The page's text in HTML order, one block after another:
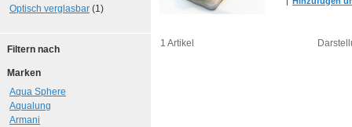
1 Artikel
Optisch verglasbar (1)
Filtern nach
Marken
Aqua Sphere
Aqualung
Armani